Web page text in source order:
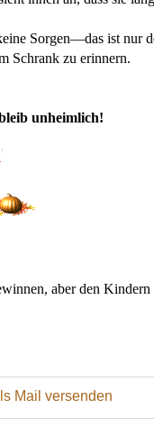
Sorgen—das ist nur
Schrank zu erinnern.
unheimlich!
aber den
Mail versenden